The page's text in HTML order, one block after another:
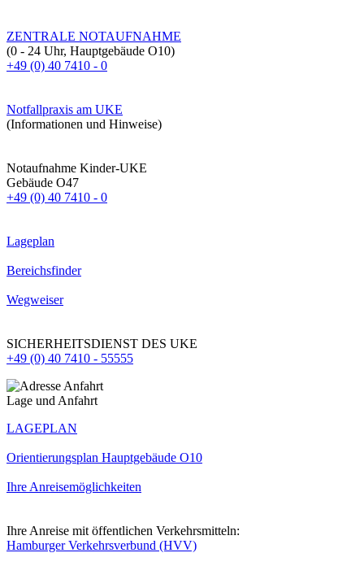
ZENTRALE NOTAUFNAHME
(0 - 24 Uhr, Hauptgebäude O10)
+49 (0) 40 7410 - 0
Notfallpraxis am UKE
(Informationen und Hinweise)
Notaufnahme Kinder-UKE
Gebäude O47
+49 (0) 40 7410 - 0
Lageplan
Bereichsfinder
Wegweiser
SICHERHEITSDIENST DES UKE
+49 (0) 40 7410 - 55555
Lage und Anfahrt
LAGEPLAN
Orientierungsplan Hauptgebäude O10
Ihre Anreisemöglichkeiten
Ihre Anreise mit öffentlichen Verkehrsmitteln:
Hamburger Verkehrsverbund (HVV)